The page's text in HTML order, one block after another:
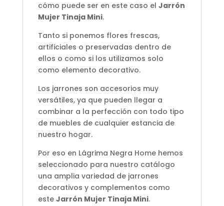
cómo puede ser en este caso el Jarrón
Mujer Tinaja Mini.
Tanto si ponemos flores frescas,
artificiales o preservadas dentro de
ellos o como si los utilizamos solo
como elemento decorativo.
Los jarrones son accesorios muy
versátiles, ya que pueden llegar a
combinar a la perfección con todo tipo
de muebles de cualquier estancia de
nuestro hogar.
Por eso en Lágrima Negra Home hemos
seleccionado para nuestro catálogo
una amplia variedad de jarrones
decorativos y complementos como
este Jarrón Mujer Tinaja Mini.